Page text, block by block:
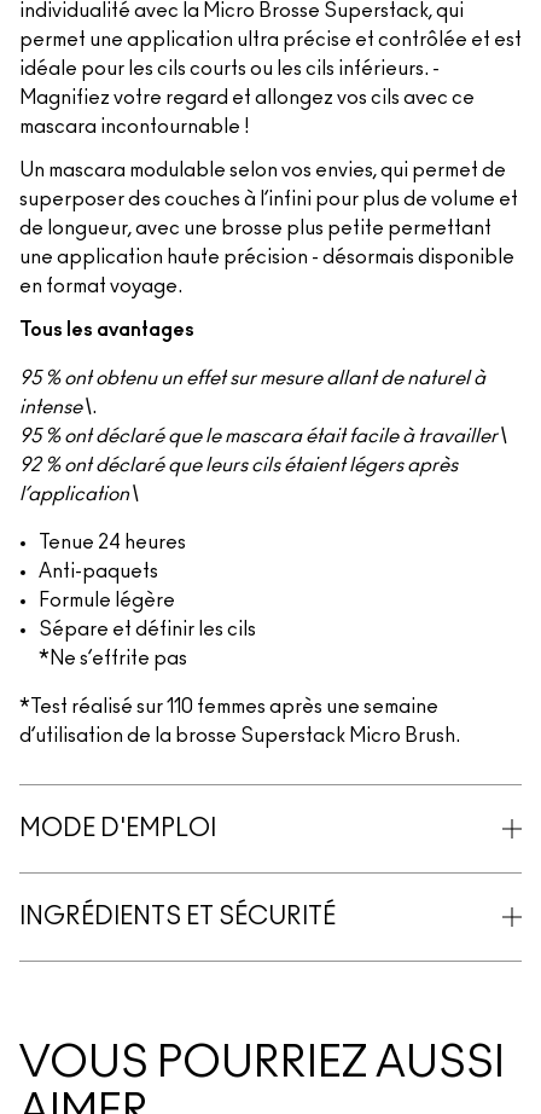
individualité avec la Micro Brosse Superstack, qui
permet une application ultra précise et contrôlée et est
idéale pour les cils courts ou les cils inférieurs. -
Magnifiez votre regard et allongez vos cils avec ce
mascara incontournable !
Un mascara modulable selon vos envies, qui permet de
superposer des couches à l’infini pour plus de volume et
de longueur, avec une brosse plus petite permettant
une application haute précision - désormais disponible
en format voyage.
Tous les avantages
95 % ont obtenu un effet sur mesure allant de naturel à
intense\.
95 % ont déclaré que le mascara était facile à travailler\
92 % ont déclaré que leurs cils étaient légers après
l’application\
Tenue 24 heures
Anti-paquets
Formule légère
Sépare et définir les cils
*Ne s’effrite pas
*Test réalisé sur 110 femmes après une semaine
d’utilisation de la brosse Superstack Micro Brush.
MODE D'EMPLOI
INGRÉDIENTS ET SÉCURITÉ
VOUS POURRIEZ AUSSI